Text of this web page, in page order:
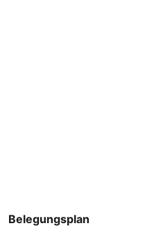
Belegungsplan